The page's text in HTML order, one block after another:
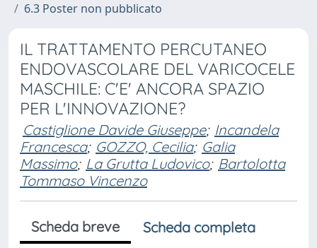
6.3 Poster non pubblicato
IL TRATTAMENTO PERCUTANEO
ENDOVASCOLARE DEL VARICOCELE
MASCHILE: C'E' ANCORA SPAZIO
PER L'INNOVAZIONE?
Castiglione Davide Giuseppe; Incandela
Francesca; GOZZO, Cecilia; Galia
Massimo; La Grutta Ludovico; Bartolotta
Tommaso Vincenzo
Scheda breve
Scheda completa